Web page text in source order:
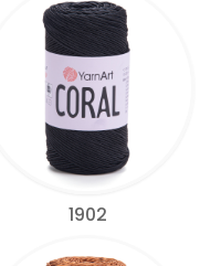
1902